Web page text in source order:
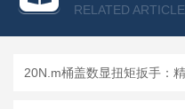
RELATED